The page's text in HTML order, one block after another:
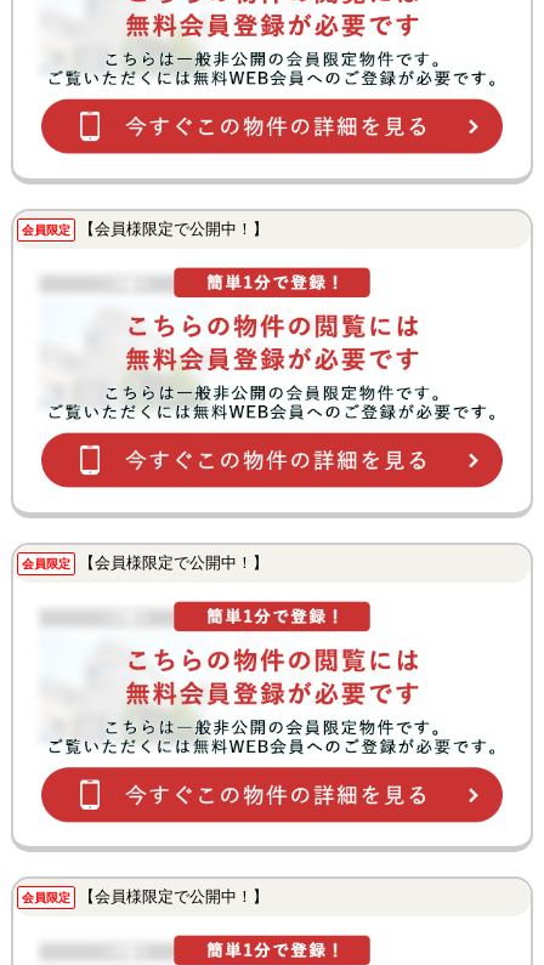
会員限定 【会員様限定で公開中！】
会員限定 【会員様限定で公開中！】
会員限定 【会員様限定で公開中！】